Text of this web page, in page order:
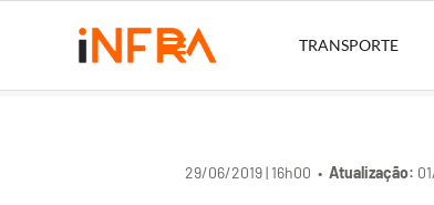
TRANSPORTE
29/06/2019 | 16h00 •Atualização: